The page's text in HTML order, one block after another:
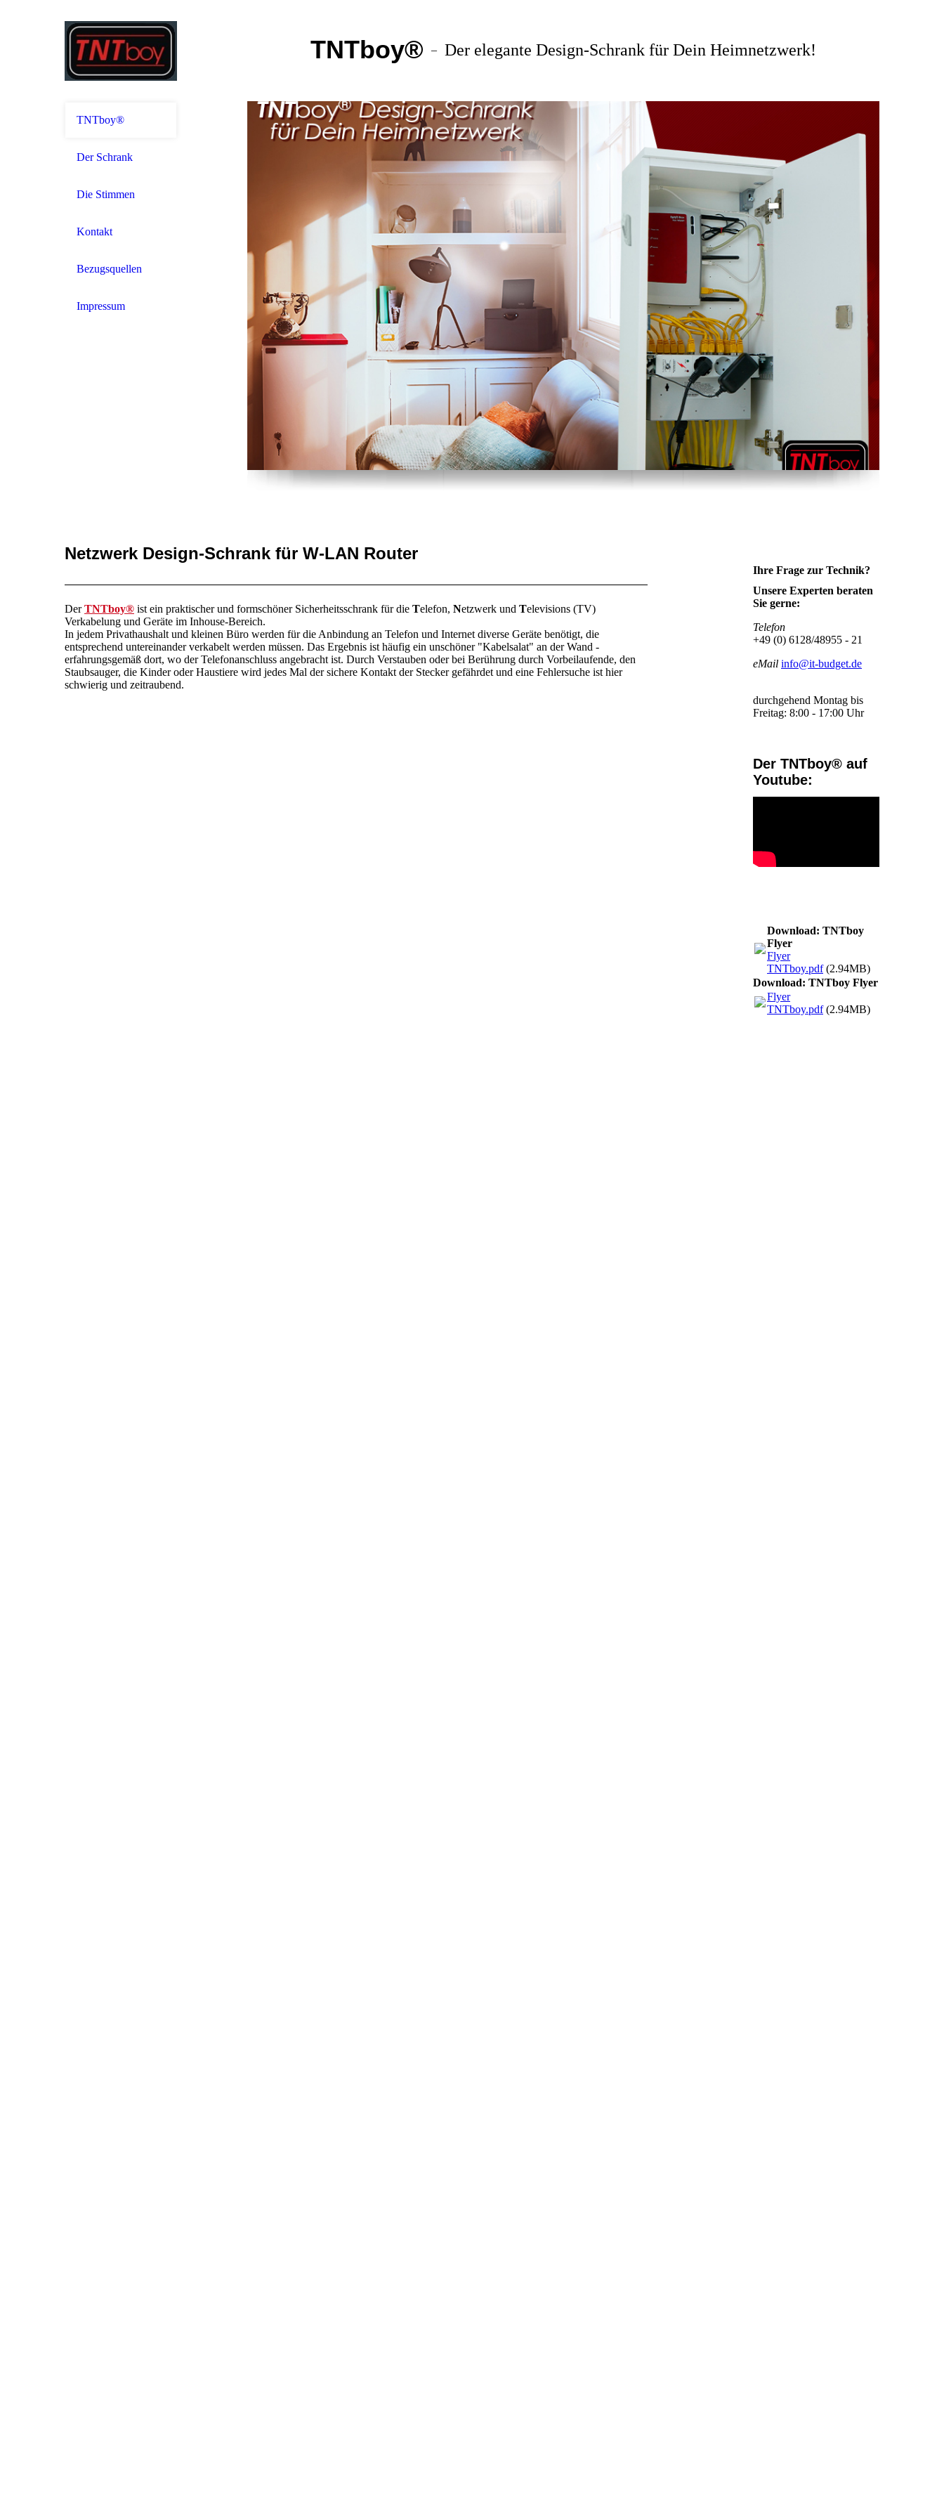
TNTboy® – Der elegante Design-Schrank für Dein Heimnetzwerk!
TNTboy®
Der Schrank
Die Stimmen
Kontakt
Bezugsquellen
Impressum
Netzwerk Design-Schrank für W-LAN Router
DerTNTboy® ist ein praktischer und formschöner Sicherheitsschrank für die Telefon, Netzwerk und Televisions (TV)
Verkabelung und Geräte im Inhouse-Bereich.
In jedem Privathaushalt und kleinen Büro werden für die Anbindung an Telefon und Internet diverse Geräte benötigt, die
entsprechend untereinander verkabelt werden müssen. Das Ergebnis ist häufig ein unschöner "Kabelsalat" an der Wand -
erfahrungsgemäß dort, wo der Telefonanschluss angebracht ist. Durch Verstauben oder bei Berührung durch Vorbeilaufende, den
Staubsauger, die Kinder oder Haustiere wird jedes Mal der sichere Kontakt der Stecker gefährdet und eine Fehlersuche ist hier
schwierig und zeitraubend.
Ihre Frage zur Technik?
Unsere Experten beraten
Sie gerne:
Telefon
+49 (0) 6128/48955 - 21
eMail info@it-budget.de
durchgehend Montag bis
Freitag: 8:00 - 17:00 Uhr
Der TNTboy® auf
Youtube:
Download: TNTboy
Flyer
Flyer
TNTboy.pdf(2.94MB)
Download: TNTboy Flyer
Flyer
TNTboy.pdf(2.94MB)